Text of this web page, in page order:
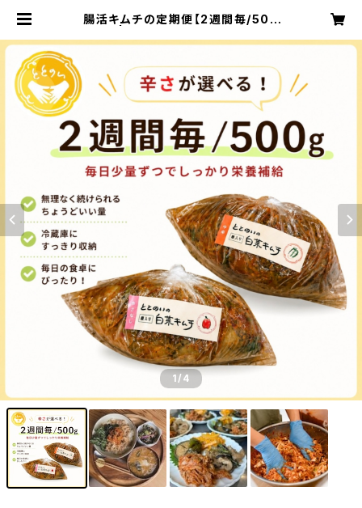
腸活キムチの定期便【2週間毎/500
1/4